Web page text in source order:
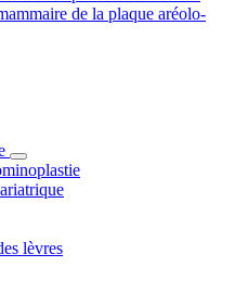
de la plaque aréolo-
lèvres